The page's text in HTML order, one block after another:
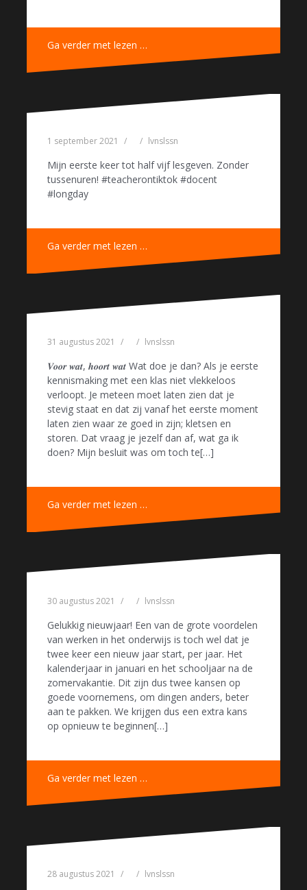
Ga verder met lezen …
1 september 2021 lvnslssn
Mijn eerste keer tot half vijf lesgeven. Zonder
tussenuren! #teacherontiktok #docent
#longday
Ga verder met lezen …
31 augustus 2021 lvnslssn
𝑽𝒐𝒐𝒓 𝒘𝒂𝒕, 𝒉𝒐𝒐𝒓𝒕 𝒘𝒂𝒕 Wat doe je dan? Als je eerste
kennismaking met een klas niet vlekkeloos
verloopt. Je meteen moet laten zien dat je
stevig staat en dat zij vanaf het eerste moment
laten zien waar ze goed in zijn; kletsen en
storen. Dat vraag je jezelf dan af, wat ga ik
doen? Mijn besluit was om toch te[…]
Ga verder met lezen …
30 augustus 2021 lvnslssn
Gelukkig nieuwjaar! Een van de grote voordelen
van werken in het onderwijs is toch wel dat je
twee keer een nieuw jaar start, per jaar. Het
kalenderjaar in januari en het schooljaar na de
zomervakantie. Dit zijn dus twee kansen op
goede voornemens, om dingen anders, beter
aan te pakken. We krijgen dus een extra kans
op opnieuw te beginnen[…]
Ga verder met lezen …
28 augustus 2021 lvnslssn